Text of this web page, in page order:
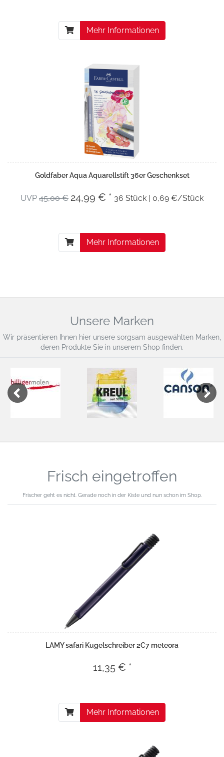
Mehr Informationen
Goldfaber Aqua Aquarellstift 36er Geschenkset
UVP 45,00 € 24,99 € * 36 Stück | 0,69 €/Stück
Mehr Informationen
Unsere Marken
Wir präsentieren Ihnen hier unsere sorgsam ausgewählten Marken,
deren Produkte Sie in unserem Shop finden.
Frisch eingetroffen
Frischer geht es nicht. Gerade noch in der Kiste und nun schon im Shop.
LAMY safari Kugelschreiber 2C7 meteora
11,35 € *
Mehr Informationen